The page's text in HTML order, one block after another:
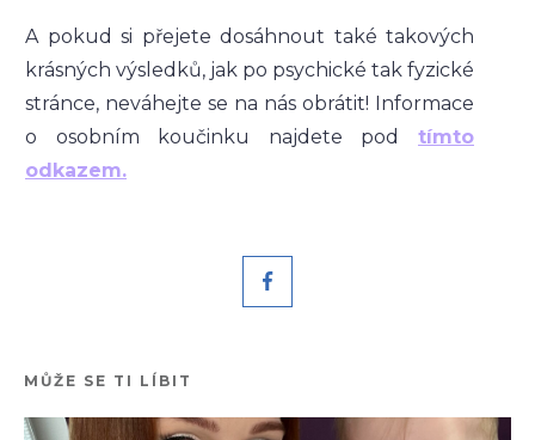
A pokud si přejete dosáhnout také takových
krásných výsledků, jak po psychické tak fyzické
stránce, neváhejte se na nás obrátit! Informace
o osobním koučinku najdete pod tímto
odkazem.
MŮŽE SE TI LÍBIT